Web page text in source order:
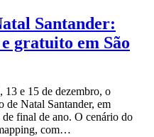
Santander:
gratuito em São
13 e 15 de dezembro, o
de Natal Santander, em
de final de ano. O cenário do
com…